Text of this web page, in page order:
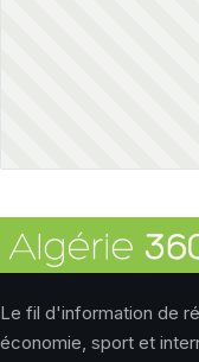
Le fil d'information de
économie, sport et